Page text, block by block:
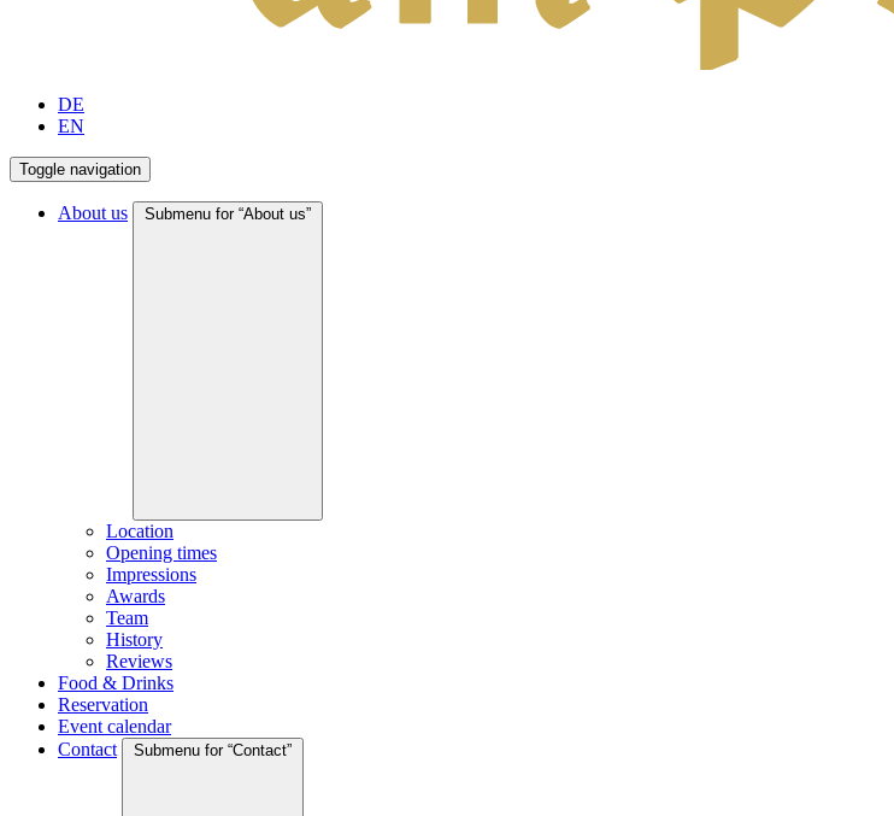
DE
EN
Toggle navigation
About us Submenu for “About us”
Location
Opening times
Impressions
Awards
Team
History
Reviews
Food & Drinks
Reservation
Event calendar
Contact
Submenu for “Contact”